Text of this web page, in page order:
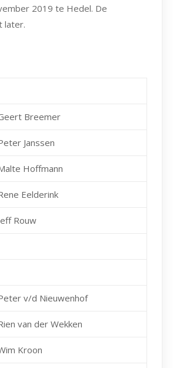
2019 te Hedel. De
later.
Breemer
Janssen
Hoffmann
Eelderink
Rouw
v/d Nieuwenhof
van der Wekken
Kroon